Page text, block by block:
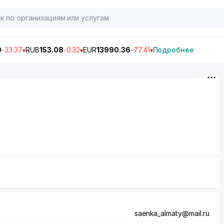
-33.37 RUB153.08-0.32 EUR13990.36-77.41 Подробнее
saenka_almaty@mail.ru